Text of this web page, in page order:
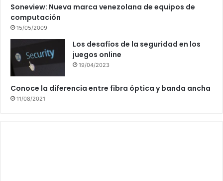
Soneview: Nueva marca venezolana de equipos de
computación
15/05/2009
Los desafíos de la seguridad en los
juegos online
19/04/2023
Conoce la diferencia entre fibra óptica y banda ancha
11/08/2021